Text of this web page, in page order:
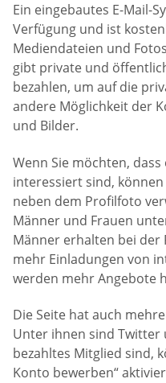
Ein eingebautes E-Mail-
Verfügung und ist
Mediendateien und
gibt private und
bezahlen, um auf die
andere Möglichkeit der
und Bilder.
Wenn Sie möchten,
interessiert sind, können
neben dem Profilfoto
Männer und Frauen
Männer erhalten bei der
mehr Einladungen von
werden mehr Angebote
Die Seite hat auch
Unter ihnen sind Twitter
bezahltes Mitglied sind,
Konto bewerben“